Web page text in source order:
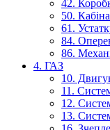
42.
50.
61.
84.
86.
4. ГАЗ
10.
11.
12.
13.